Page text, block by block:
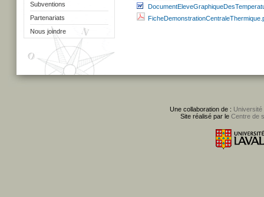
Subventions
Partenariats
Nous joindre
Une collaboration de : Université
Site réalisé par le Centre de